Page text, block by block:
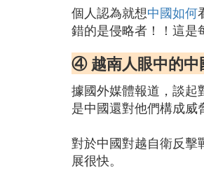
個人認為就想中國如何
錯的是侵略者！！這是
④ 越南人眼中的中
據國外媒體報道，談起
是中國還對他們構成威
對於中國對越自衛反擊
展很快。